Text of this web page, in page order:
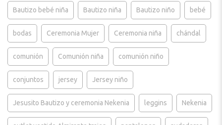
Bautizo bebé niña Bautizo niña Bautizo niño bebé
bodas Ceremonia Mujer Ceremonia niña chándal
comunión Comunión niña comunión niño
conjuntos jersey Jersey niño
Jesusito Bautizo y ceremonia Nekenia leggins Nekenia